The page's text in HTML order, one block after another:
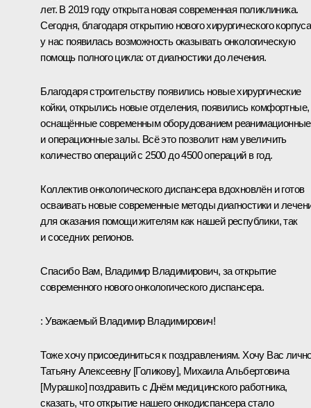
лет. В 2019 году открыта новая современная поликлиника.
Сегодня, благодаря открытию нового хирургического
у нас появилась возможность оказывать онкологическую
помощь полного цикла: от диагностики до лечения.
Благодаря строительству появились новые хирургические
койки, открылись новые отделения, появились комфортные,
оснащённые современным оборудованием реанимационные
и операционные залы. Всё это позволит нам увеличить
количество операций с 2500 до 4500 операций в год.
Коллектив онкологического диспансера вдохновлён и готов
осваивать новые современные методы диагностики и
для оказания помощи жителям как нашей республики, так
и соседних регионов.
Спасибо Вам, Владимир Владимирович, за открытие
современного нового онкологического диспансера.
: Уважаемый Владимир Владимирович!
Тоже хочу присоединиться к поздравлениям. Хочу Вас
Татьяну Алексеевну [Голикову], Михаила Альбертовича
[Мурашко] поздравить с Днём медицинского работника,
сказать, что открытие нашего онкодиспансера стало